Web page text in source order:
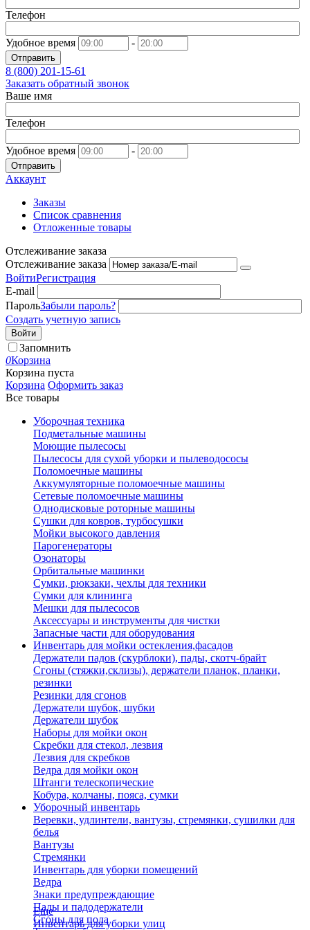
Телефон
Удобное время -
Отправить
8 (800) 201-15-61
Заказать обратный звонок
Ваше имя
Телефон
Удобное время -
Отправить
Аккаунт
Заказы
Список сравнения
Отложенные товары
Отслеживание заказа
Отслеживание заказа
ВойтиРегистрация
E-mail
ПарольЗабыли пароль?
Создать учетную запись
Войти
Запомнить
0Корзина
Корзина пуста
Корзина Оформить заказ
Все товары
Уборочная техника
Подметальные машины
Моющие пылесосы
Пылесосы для сухой уборки и пылеводососы
Поломоечные машины
Аккумуляторные поломоечные машины
Сетевые поломоечные машины
Однодисковые роторные машины
Сушки для ковров, турбосушки
Мойки высокого давления
Парогенераторы
Озонаторы
Орбитальные машинки
Сумки, рюкзаки, чехлы для техники
Сумки для клининга
Мешки для пылесосов
Аксессуары и инструменты для чистки
Запасные части для оборудования
Инвентарь для мойки остекления,фасадов
Держатели падов (скурблоки), пады, скотч-брайт
Сгоны (стяжки,склизы), держатели планок, планки,
резинки
Резинки для сгонов
Держатели шубок, шубки
Держатели шубок
Наборы для мойки окон
Скребки для стекол, лезвия
Лезвия для скребков
Ведра для мойки окон
Штанги телескопические
Кобура, колчаны, пояса, сумки
Уборочный инвентарь
Веревки, удлинтели, вантузы, стремянки, сушилки для
белья
Вантузы
Стремянки
Инвентарь для уборки помещений
Ведра
Знаки предупреждающие
Пады и падодержатели
Сгоны для пола
Еще
Инвентарь для уборки улиц